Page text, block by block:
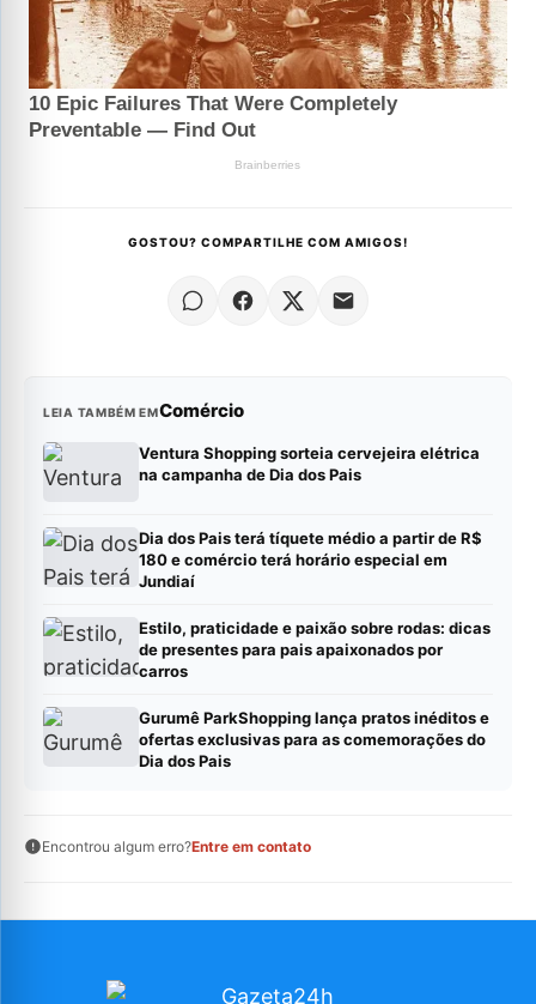
GOSTOU? COMPARTILHE COM AMIGOS!
LEIA TAMBÉM EMComércio
Ventura Shopping sorteia cervejeira elétrica
na campanha de Dia dos Pais
Dia dos Pais terá tíquete médio a partir de R$
180 e comércio terá horário especial em
Jundiaí
Estilo, praticidade e paixão sobre rodas: dicas
de presentes para pais apaixonados por
carros
Gurumê ParkShopping lança pratos inéditos e
ofertas exclusivas para as comemorações do
Dia dos Pais
Encontrou algum erro?Entre em contato